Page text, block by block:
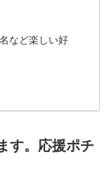
など楽しい好
す。応援ポチ